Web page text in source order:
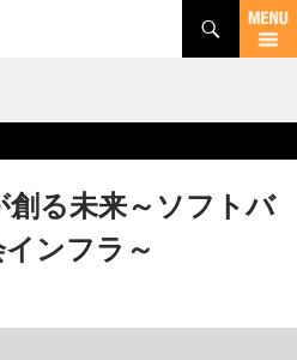
る未来～ソフトバ
ンフラ～